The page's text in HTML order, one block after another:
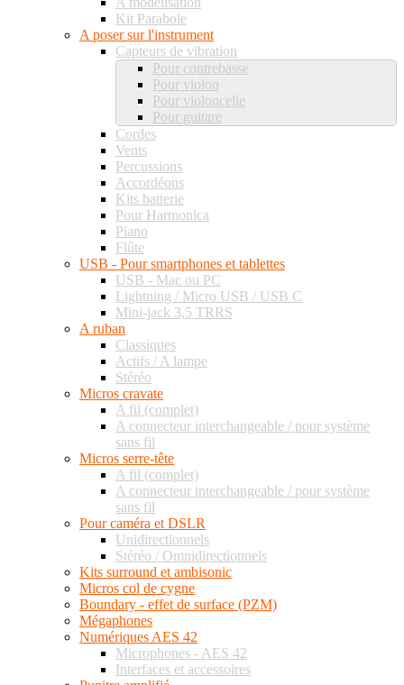
Kit Parabole
A poser sur l'instrument
Capteurs de vibration
Pour contrebasse
Pour violon
Pour violoncelle
Pour guitare
Cordes
Vents
Percussions
Accordéons
Kits batterie
Pour Harmonica
Piano
Flûte
USB - Pour smartphones et tablettes
USB - Mac ou PC
Lightning / Micro USB / USB C
Mini-jack 3,5 TRRS
A ruban
Classiques
Actifs / A lampe
Stéréo
Micros cravate
A fil (complet)
A connecteur interchangeable / pour système
sans fil
Micros serre-tête
A fil (complet)
A connecteur interchangeable / pour système
sans fil
Pour caméra et DSLR
Unidirectionnels
Stéréo / Omnidirectionnels
Kits surround et ambisonic
Micros col de cygne
Boundary - effet de surface (PZM)
Mégaphones
Numériques AES 42
Microphones - AES 42
Interfaces et accessoires